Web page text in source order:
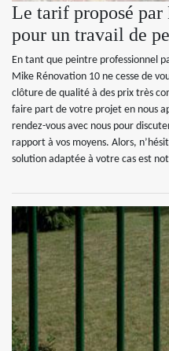
Le tarif proposé
pour un travail de
En tant que peintre professionnel
Mike Rénovation 10 ne cesse de
clôture de qualité à des prix très
faire part de votre projet en nous
rendez-vous avec nous pour
rapport à vos moyens. Alors,
solution adaptée à votre cas est